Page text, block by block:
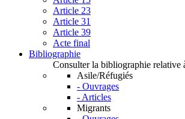
Article 23
Article 31
Article 39
Acte final
Bibliographie
Consulter la bibliographie relative
Asile/Réfugiés
- Ouvrages
- Articles
Migrants